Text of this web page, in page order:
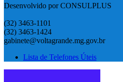
Desenvolvido por CONSULPLUS
(32) 3463-1101
(32) 3463-1424
gabinete@voltagrande.mg.gov.br
Lista de Telefones Úteis